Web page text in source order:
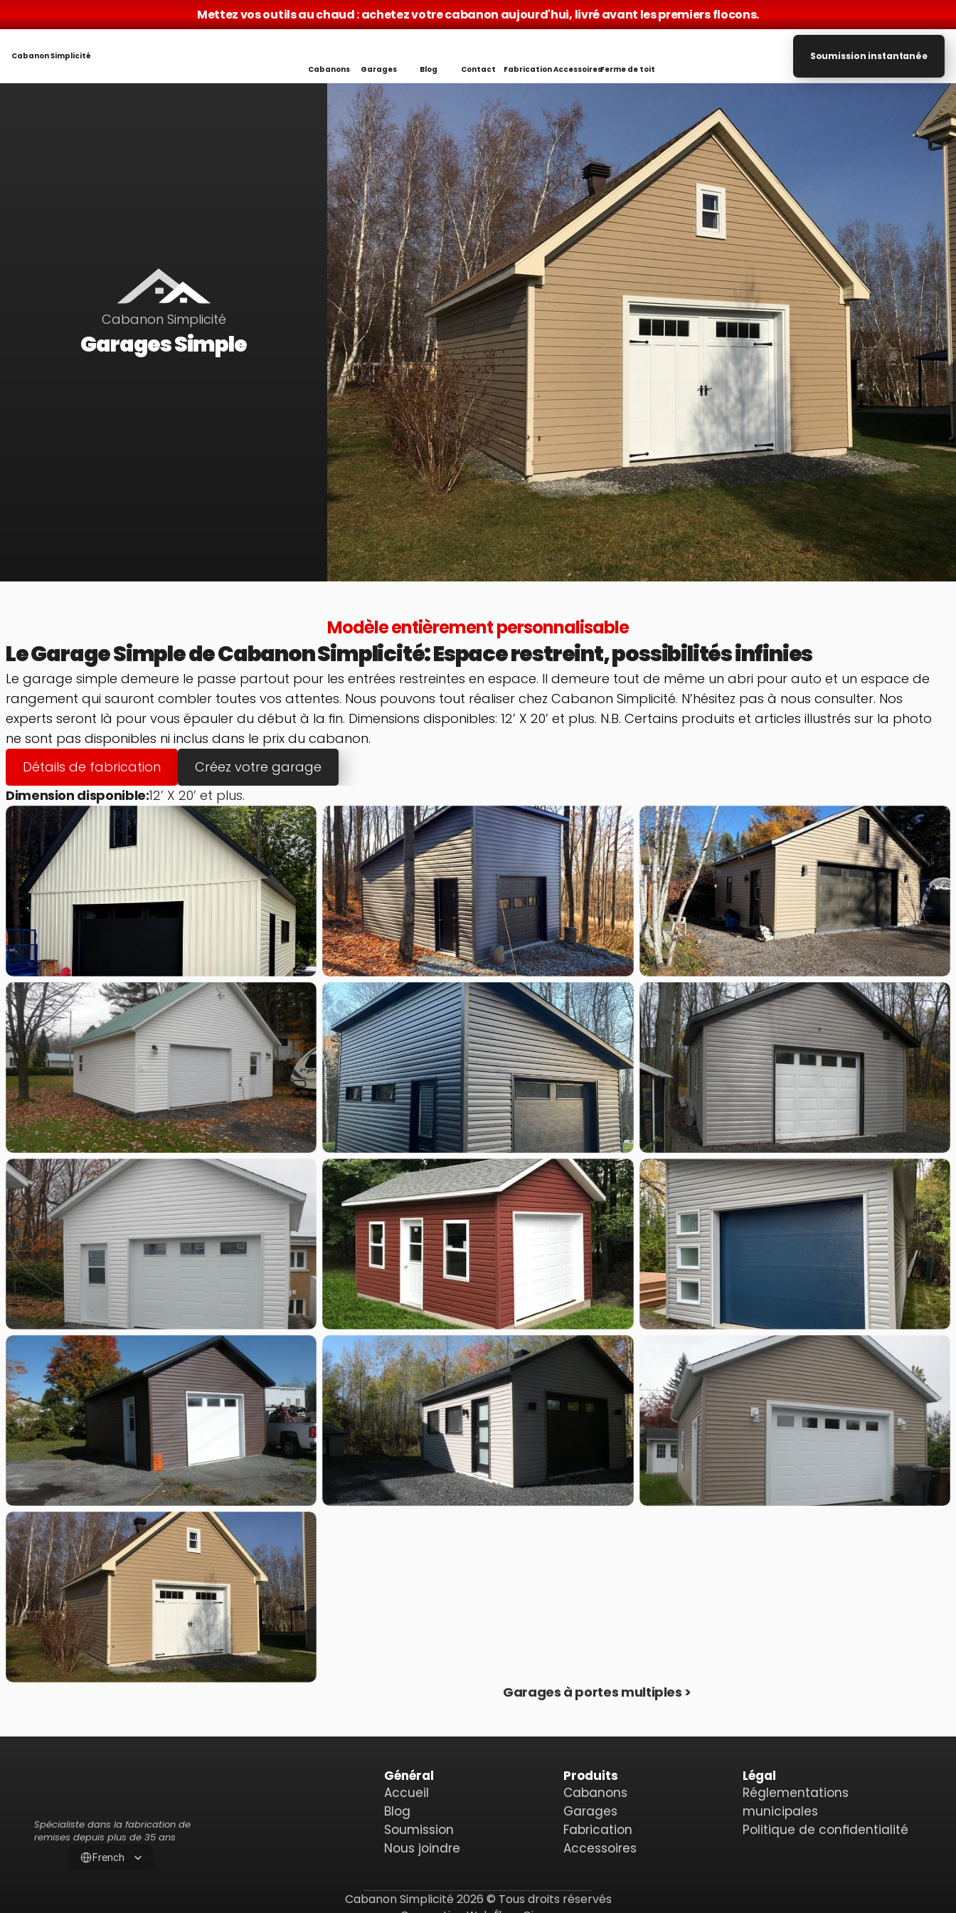
Mettez vos outils au chaud : achetez votre cabanon aujourd'hui, livré avant les premiers flocons.
Cabanon Simplicité
Cabanons
Garages Blog Contact FabricationAccessoiresFerme de toit
Soumission instantanée
Cabanon Simplicité
Garages Simple
Modèle entièrement personnalisable
Le Garage Simple de Cabanon Simplicité: Espace restreint, possibilités infinies
Le garage simple demeure le passe partout pour les entrées restreintes en espace. Il demeure tout de même un abri pour auto et un espace de
rangement qui sauront combler toutes vos attentes. Nous pouvons tout réaliser chez Cabanon Simplicité. N’hésitez pas à nous consulter. Nos
experts seront là pour vous épauler du début à la fin. Dimensions disponibles: 12’ X 20’ et plus. N.B. Certains produits et articles illustrés sur la photo
ne sont pas disponibles ni inclus dans le prix du cabanon.
Détails de fabrication
Créez votre garage
Dimension disponible:12’ X 20’ et plus.
Garages à portes multiples >
Spécialiste dans la fabrication de
remises depuis plus de 35 ans
French
Général
Accueil
Blog
Soumission
Nous joindre
Produits
Cabanons
Garages
Fabrication
Accessoires
Légal
Réglementations
municipales
Politique de confidentialité
Cabanon Simplicité 2026 © Tous droits réservés